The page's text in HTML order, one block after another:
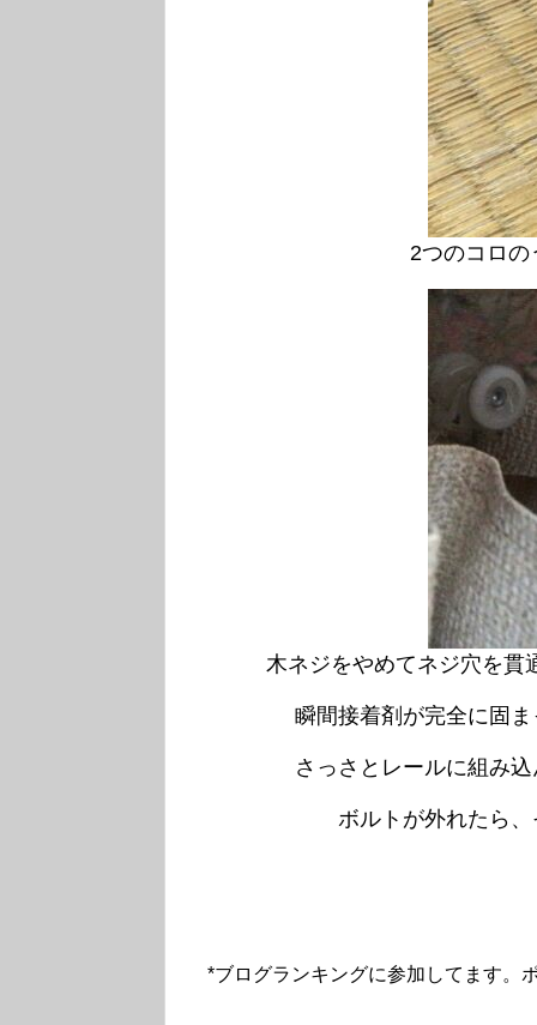
2つのコロの
木ネジをやめてネジ穴を貫
瞬間接着剤が完全に固
さっさとレールに組み
ボルトが外れたら
*ブログランキングに参加してます。